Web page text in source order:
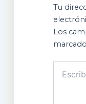
Tu
Los
aquí...